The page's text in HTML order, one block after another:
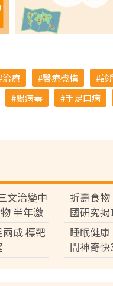
治療 醫療機構 診
腸病毒 手足口病
文治變中
半年激
折壽食
國研究
激增17%
成 標靶
睡眠健
間神奇